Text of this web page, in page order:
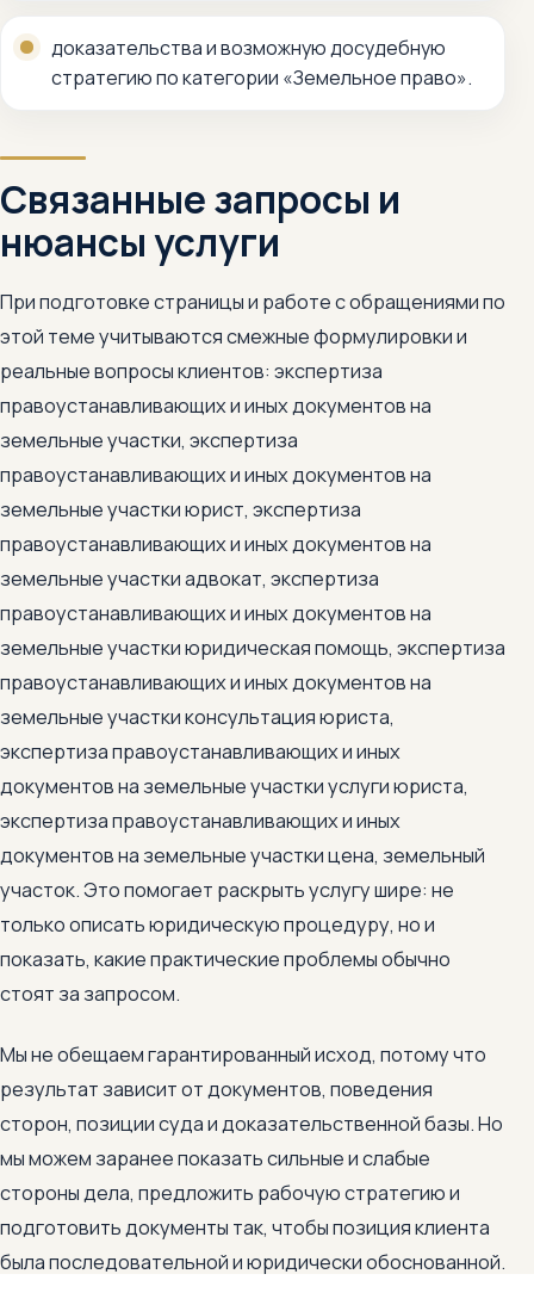
доказательства и возможную досудебную
стратегию по категории «Земельное право».
Связанные запросы и
нюансы услуги
При подготовке страницы и работе с обращениями по
этой теме учитываются смежные формулировки и
реальные вопросы клиентов: экспертиза
правоустанавливающих и иных документов на
земельные участки, экспертиза
правоустанавливающих и иных документов на
земельные участки юрист, экспертиза
правоустанавливающих и иных документов на
земельные участки адвокат, экспертиза
правоустанавливающих и иных документов на
земельные участки юридическая помощь, экспертиза
правоустанавливающих и иных документов на
земельные участки консультация юриста,
экспертиза правоустанавливающих и иных
документов на земельные участки услуги юриста,
экспертиза правоустанавливающих и иных
документов на земельные участки цена, земельный
участок. Это помогает раскрыть услугу шире: не
только описать юридическую процедуру, но и
показать, какие практические проблемы обычно
стоят за запросом.
Мы не обещаем гарантированный исход, потому что
результат зависит от документов, поведения
сторон, позиции суда и доказательственной базы. Но
мы можем заранее показать сильные и слабые
стороны дела, предложить рабочую стратегию и
подготовить документы так, чтобы позиция клиента
была последовательной и юридически обоснованной.